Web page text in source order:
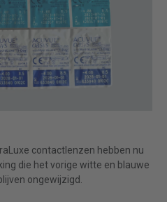
contactlenzen hebben nu
die het vorige witte en blauwe
ongewijzigd.